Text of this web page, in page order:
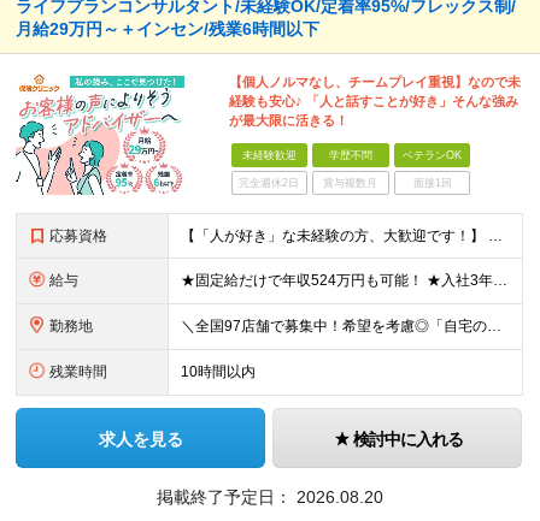
ライフプランコンサルタント/未経験OK/定着率95%/フレックス制/
月給29万円～＋インセン/残業6時間以下
【個人ノルマなし、チームプレイ重視】なので未
経験も安心♪ 「人と話すことが好き」そんな強み
が最大限に活きる！
未経験歓迎 学歴不問 ベテランOK
完全週休2日 賞与複数月 面接1回
応募資格 【「人が好き」な未経験の方、大歓迎です！】 ●学歴不問 ●経験不問 ★こんな方にピッタリの職場です！ ・ノルマに追われず、お客様に寄り添う仕事がしたい方 ・チームワークを大切にし、周囲と協力して働け
給与 ★固定給だけで年収524万円も可能！ ★入社3年目で年収650万円も！ 月給29万円～51万円（店舗手当・営業手当など一律手当含む）＋他各種手当＋決算賞与あり（会社業績による※2025年度実績あり）
勤務地 ＼全国97店舗で募集中！希望を考慮◎「自宅の近くで働きたい」もOK／ 【希望勤務地を考慮】全97店舗／北海道・東京・神奈川・千葉・埼玉・石川・静岡・愛知・大阪・兵庫・福岡の『保険クリニック』直営店
残業時間 10時間以内
求人を見る 検討中に入れる
掲載終了予定日： 2026.08.20